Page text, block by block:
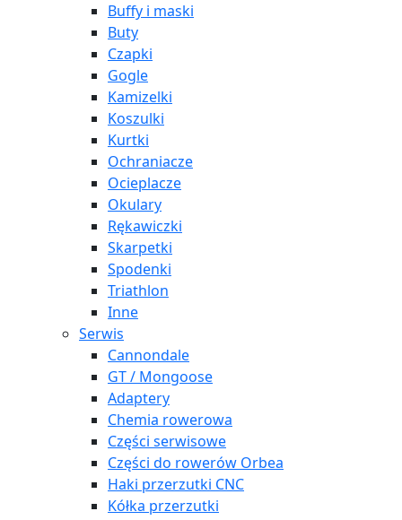
Buffy i maski
Buty
Czapki
Gogle
Kamizelki
Koszulki
Kurtki
Ochraniacze
Ocieplacze
Okulary
Rękawiczki
Skarpetki
Spodenki
Triathlon
Inne
Serwis
Cannondale
GT / Mongoose
Adaptery
Chemia rowerowa
Części serwisowe
Części do rowerów Orbea
Haki przerzutki CNC
Kółka przerzutki